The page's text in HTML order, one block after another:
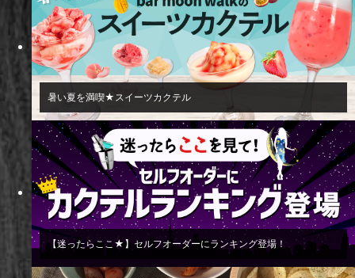
暑い夏を満喫★スイーツカクテル
【迷ったらここ★】セルフオーダーにランキング登場！